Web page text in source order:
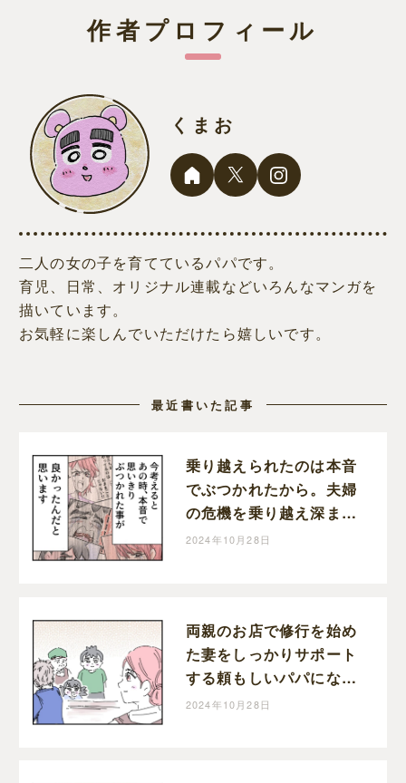
作者プロフィール
くまお
二人の女の子を育てているパパです。
育児、日常、オリジナル連載などいろんなマンガを
描いています。
お気軽に楽しんでいただけたら嬉しいです。
最近書いた記事
乗り越えられたのは本音
でぶつかれたから。夫婦
の危機を乗り越え深まっ
た家族の絆。育児なめす
2024年10月28日
両親のお店で修行を始め
た妻をしっかりサポート
する頼もしいパパになっ
た育児なめすぎ夫［２０
2024年10月28日